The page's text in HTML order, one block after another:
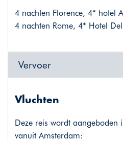
4 nachten Florence, 4* hotel
4 nachten Rome, 4* Hotel
Vervoer
Vluchten
Deze reis wordt aangeboden
vanuit Amsterdam: